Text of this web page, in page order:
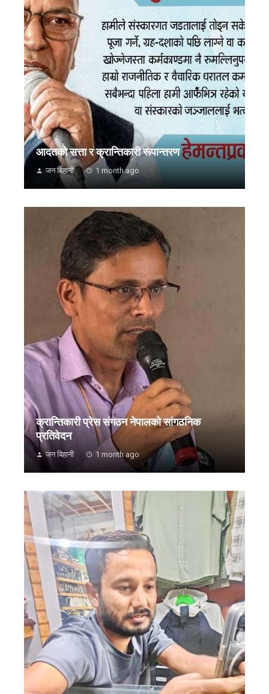
आदतको सत्ता र क्रान्तिकारी रूपान्तरण
जन बिहानी 1 month ago
क्रान्तिकारी प्रेस संगठन नेपालको सांगठनिक
प्रतिवेदन
जन बिहानी 1 month ago